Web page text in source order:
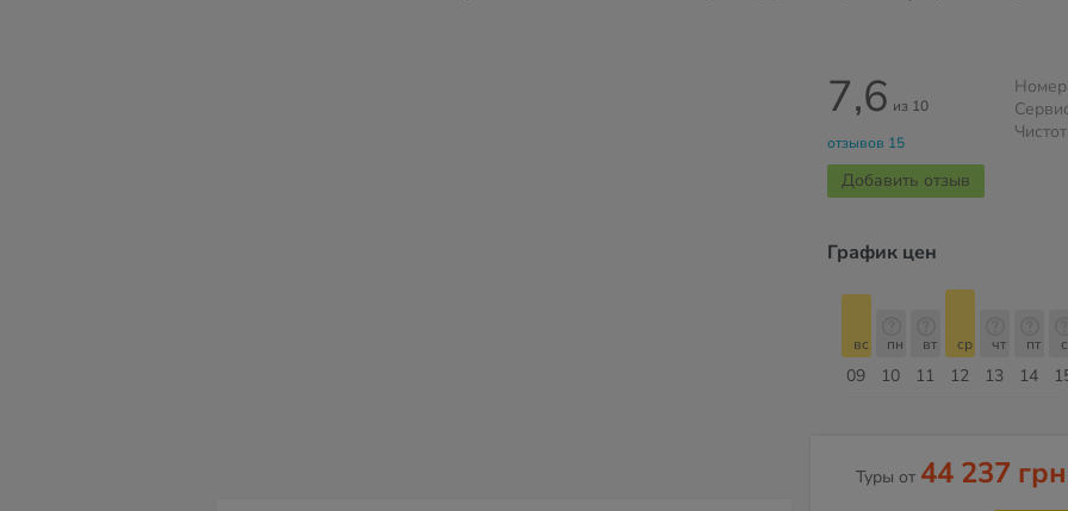
7,6 из 10
отзывов 15
Добавить отзыв
График цен
09
вс
10
пн
11
вт
12
ср
13
чт
14
пт
Туры от 44 237 грн